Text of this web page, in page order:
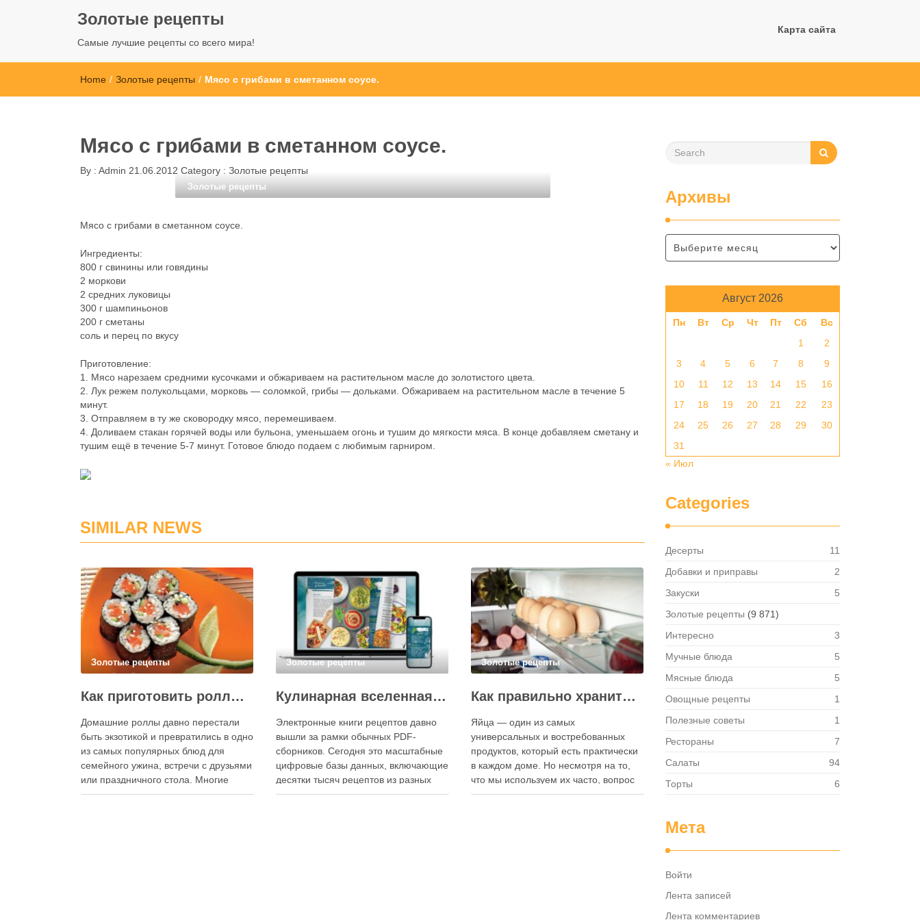
Золотые рецепты
Самые лучшие рецепты со всего мира!
Карта сайта
Home / Золотые рецепты / Мясо с грибами в сметанном соусе.
Мясо с грибами в сметанном соусе.
By : Admin 21.06.2012 Category : Золотые рецепты
Золотые рецепты
Мясо с грибами в сметанном соусе.
Ингредиенты:
800 г свинины или говядины
2 моркови
2 средних луковицы
300 г шампиньонов
200 г сметаны
соль и перец по вкусу
Приготовление:
1. Мясо нарезаем средними кусочками и обжариваем на растительном масле до золотистого цвета.
2. Лук режем полукольцами, морковь — соломкой, грибы — дольками. Обжариваем на растительном масле в течение 5
минут.
3. Отправляем в ту же сковородку мясо, перемешиваем.
4. Доливаем стакан горячей воды или бульона, уменьшаем огонь и тушим до мягкости мяса. В конце добавляем сметану и
тушим ещё в течение 5-7 минут. Готовое блюдо подаем с любимым гарниром.
SIMILAR NEWS
Золотые рецепты
Как приготовить роллы в домашних условиях?
Домашние роллы давно перестали
быть экзотикой и превратились в одно
из самых популярных блюд для
семейного ужина, встречи с друзьями
или праздничного стола. Многие
считают, что приготовление японских
Золотые рецепты
Кулинарная вселенная в цифре: топ-3 самых больших электронных книг рецептов
Электронные книги рецептов давно
вышли за рамки обычных PDF-
сборников. Сегодня это масштабные
цифровые базы данных, включающие
десятки тысяч рецептов из разных
стран мира, с подробными
Золотые рецепты
Как правильно хранить яйца: в холодильнике или на полке?
Яйца — один из самых
универсальных и востребованных
продуктов, который есть практически
в каждом доме. Но несмотря на то,
что мы используем их часто, вопрос
хранения остаётся актуальным: где
Архивы
Август 2026
Пн Вт Ср Чт Пт Сб
Вс
1
2
3
4 5 6 7 8
9
10
11 12 13 14 15
16
17
18 19 20 21 22
23
24
25 26 27 28 29
30
31
« Июл
Categories
Десерты
11
Добавки и приправы
2
Закуски
5
Золотые рецепты (9 871)
Интересно
3
Мучные блюда
5
Мясные блюда
5
Овощные рецепты
1
Полезные советы
1
Рестораны
7
Салаты
94
Торты
6
Мета
Войти
Лента записей
Лента комментариев